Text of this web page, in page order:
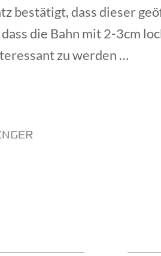
bestätigt, dass dieser
die Bahn mit 2-3cm
zu werden …